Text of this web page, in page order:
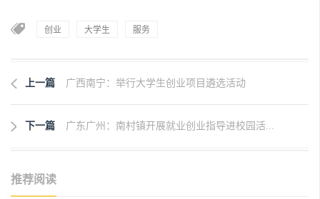
创业 大学生 服务
上一篇 广西南宁：举行大学生创业项目遴选活动
下一篇 广东广州：南村镇开展就业创业指导进校园活...
推荐阅读